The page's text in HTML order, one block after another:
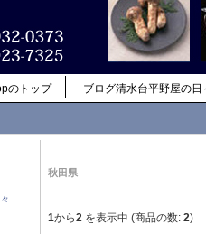
のトップ ブログ清水台平野屋の日
秋田県
1から2 を表示中 (商品の数: 2)